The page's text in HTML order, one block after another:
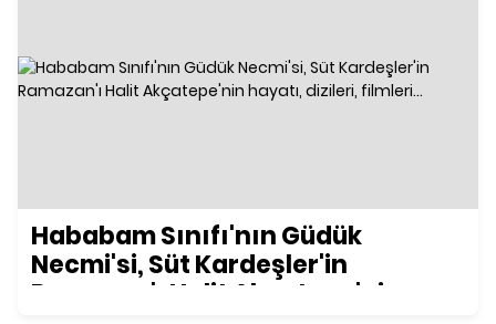
Hababam Sınıfı'nın Güdük
Necmi'si, Süt Kardeşler'in
Ramazan'ı Halit Akçatepe'nin